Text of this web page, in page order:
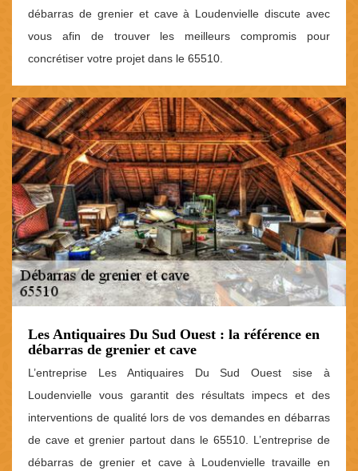
débarras de grenier et cave à Loudenvielle discute avec
vous afin de trouver les meilleurs compromis pour
concrétiser votre projet dans le 65510.
Les Antiquaires Du Sud Ouest : la référence en
débarras de grenier et cave
L’entreprise Les Antiquaires Du Sud Ouest sise à
Loudenvielle vous garantit des résultats impecs et des
interventions de qualité lors de vos demandes en débarras
de cave et grenier partout dans le 65510. L’entreprise de
débarras de grenier et cave à Loudenvielle travaille en